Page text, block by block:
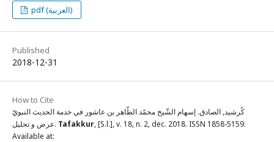
pdf (العربية)
Published
2018-12-31
How to Cite
كُرشيد, الصادق. إسهام الشّيخ محمّد الطّاهر بن عاشور في خدمة الحديث النبويّ
عرض و تحليل. Tafakkur, [S.l.], v. 18, n. 2, dec. 2018. ISSN 1858-5159.
Available at: